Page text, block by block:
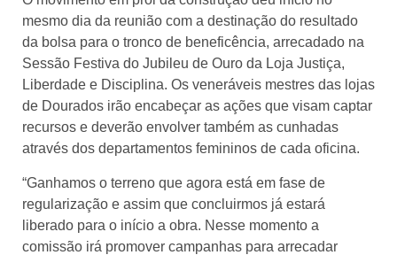
mesmo dia da reunião com a destinação do resultado
da bolsa para o tronco de beneficência, arrecadado na
Sessão Festiva do Jubileu de Ouro da Loja Justiça,
Liberdade e Disciplina. Os veneráveis mestres das lojas
de Dourados irão encabeçar as ações que visam captar
recursos e deverão envolver também as cunhadas
através dos departamentos femininos de cada oficina.
“Ganhamos o terreno que agora está em fase de
regularização e assim que concluirmos já estará
liberado para o início a obra. Nesse momento a
comissão irá promover campanhas para arrecadar